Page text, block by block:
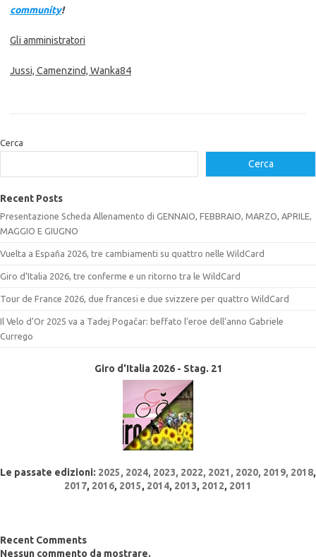
community!
Gli amministratori
Jussi, Camenzind, Wanka84
Cerca
Cerca
Recent Posts
Presentazione Scheda Allenamento di GENNAIO, FEBBRAIO, MARZO, APRILE,
MAGGIO E GIUGNO
Vuelta a España 2026, tre cambiamenti su quattro nelle WildCard
Giro d’Italia 2026, tre conferme e un ritorno tra le WildCard
Tour de France 2026, due francesi e due svizzere per quattro WildCard
Il Velo d’Or 2025 va a Tadej Pogačar: beffato l’eroe dell’anno Gabriele
Currego
Giro d'Italia 2026 - Stag. 21
Le passate edizioni: 2025, 2024, 2023, 2022, 2021, 2020, 2019, 2018,
2017, 2016, 2015, 2014, 2013, 2012, 2011
Recent Comments
Nessun commento da mostrare.